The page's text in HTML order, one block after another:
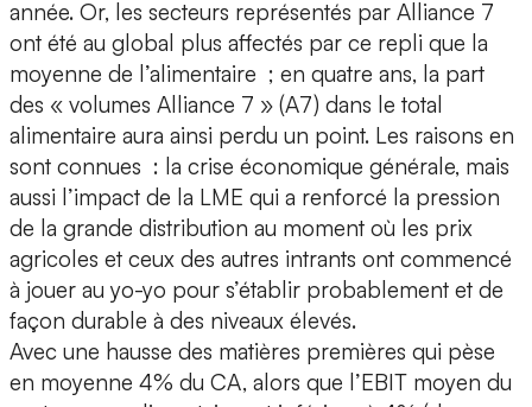
année. Or, les secteurs représentés par Alliance 7
ont été au global plus affectés par ce repli que la
moyenne de l’alimentaire ; en quatre ans, la part
des « volumes Alliance 7 » (A7) dans le total
alimentaire aura ainsi perdu un point. Les raisons en
sont connues : la crise économique générale, mais
aussi l’impact de la LME qui a renforcé la pression
de la grande distribution au moment où les prix
agricoles et ceux des autres intrants ont commencé
à jouer au yo-yo pour s’établir probablement et de
façon durable à des niveaux élevés.
Avec une hausse des matières premières qui pèse
en moyenne 4% du CA, alors que l’EBIT moyen du